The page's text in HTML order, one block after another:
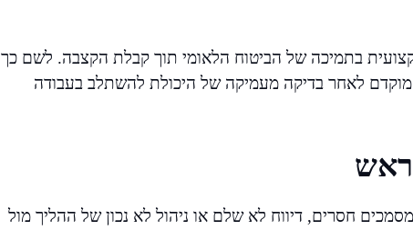
בתמיכה של הביטוח הלאומי תוך קבלת הקצבה. לשם כך
מוקדם לאחר בדיקה מעמיקה של היכולת להשתלב בעבודה
חסרים, דיווח לא שלם או ניהול לא נכון של ההליך מול